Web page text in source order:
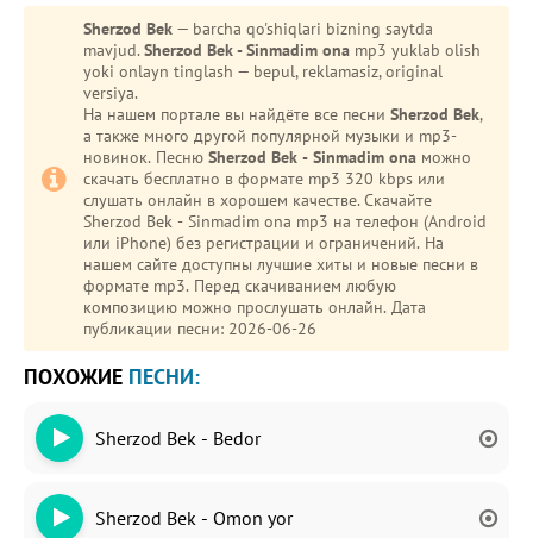
Sherzod Bek — barcha qo'shiqlari bizning saytda
mavjud. Sherzod Bek - Sinmadim ona mp3 yuklab olish
yoki onlayn tinglash — bepul, reklamasiz, original
versiya.
На нашем портале вы найдёте все песни Sherzod Bek,
а также много другой популярной музыки и mp3-
новинок. Песню Sherzod Bek - Sinmadim ona можно
скачать бесплатно в формате mp3 320 kbps или
слушать онлайн в хорошем качестве. Скачайте
Sherzod Bek - Sinmadim ona mp3 на телефон (Android
или iPhone) без регистрации и ограничений. На
нашем сайте доступны лучшие хиты и новые песни в
формате mp3. Перед скачиванием любую
композицию можно прослушать онлайн. Дата
публикации песни: 2026-06-26
ПОХОЖИЕ ПЕСНИ:
Sherzod Bek - Bedor
Sherzod Bek - Omon yor